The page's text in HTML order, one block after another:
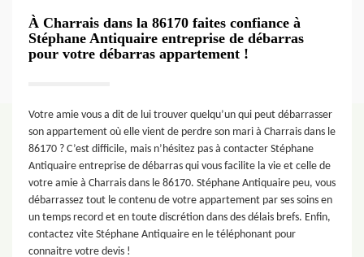
À Charrais dans la 86170 faites confiance à
Stéphane Antiquaire entreprise de débarras
pour votre débarras appartement !
Votre amie vous a dit de lui trouver quelqu’un qui peut débarrasser
son appartement où elle vient de perdre son mari à Charrais dans le
86170 ? C’est difficile, mais n’hésitez pas à contacter Stéphane
Antiquaire entreprise de débarras qui vous facilite la vie et celle de
votre amie à Charrais dans le 86170. Stéphane Antiquaire peu, vous
débarrassez tout le contenu de votre appartement par ses soins en
un temps record et en toute discrétion dans des délais brefs. Enfin,
contactez vite Stéphane Antiquaire en le téléphonant pour
connaitre votre devis !